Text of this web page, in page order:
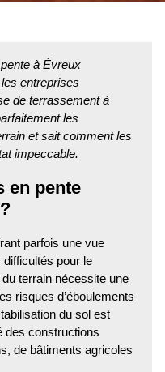
à Évreux
entreprises
de terrassement à
les
et sait comment les
impeccable.
en pente
parfois une vue
pour le
terrain nécessite une
risques d’éboulements
du sol est
des constructions
de bâtiments agricoles